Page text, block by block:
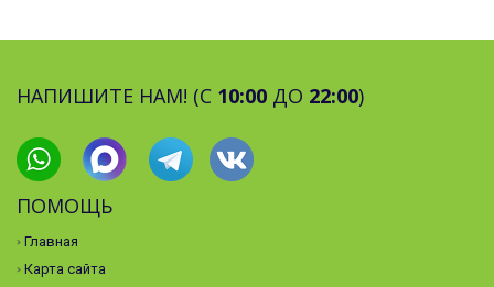
НАПИШИТЕ НАМ! (С 10:00 ДО 22:00)
ПОМОЩЬ
Главная
Карта сайта